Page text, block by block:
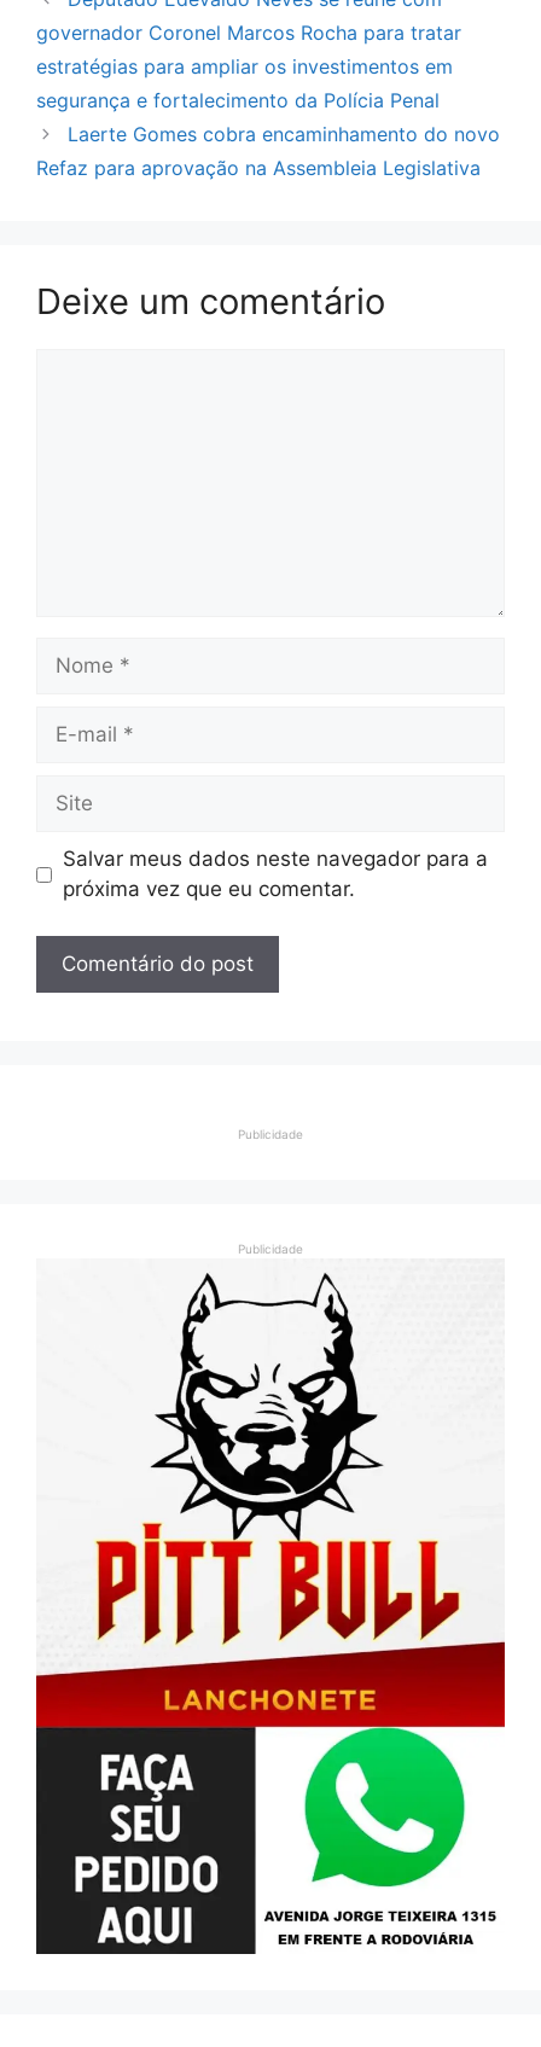
governador Coronel Marcos Rocha para tratar
estratégias para ampliar os investimentos em
segurança e fortalecimento da Polícia Penal
Laerte Gomes cobra encaminhamento do novo
Refaz para aprovação na Assembleia Legislativa
Deixe um comentário
Nome
Site
Salvar meus dados neste navegador para a
próxima vez que eu comentar.
Publicidade
Publicidade